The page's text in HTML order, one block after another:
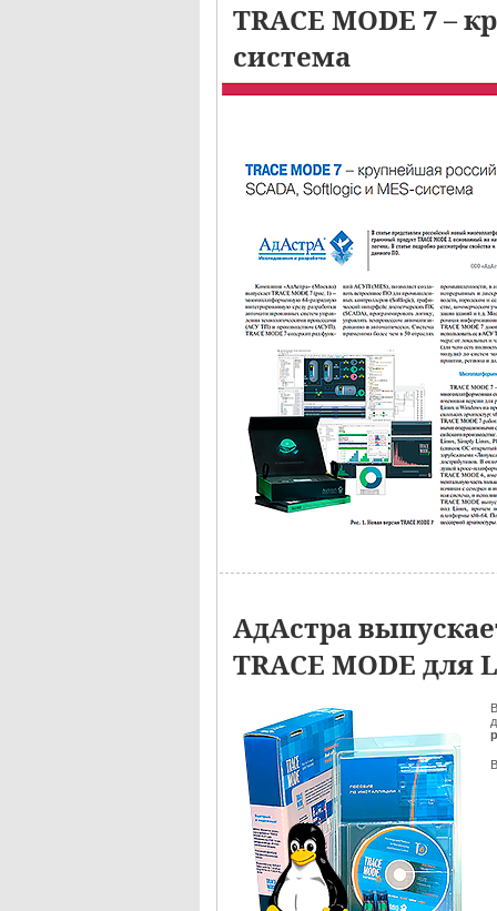
TRACE MODE 7 –
система
АдАстра
TRACE MODE для